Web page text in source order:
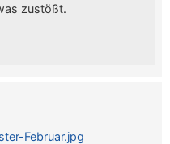
zustößt.
Februar.jpg